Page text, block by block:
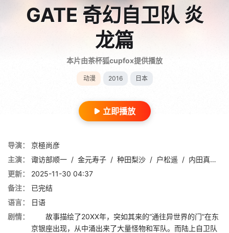
GATE 奇幻自卫队 炎
龙篇
本片由茶杯狐cupfox提供播放
动漫 2016 日本
立即播放
导演：
京極尚彦
主演：
诹访部顺一 / 金元寿子 / 种田梨沙 / 户松遥 / 内田真礼
更新：
2025-11-30 04:37
备注：
已完结
语言：
日语
剧情：
故事描绘了20XX年，突如其来的“通往异世界的门”在东
京银座出现，从中涌出来了大量怪物和军队。而陆上自卫队